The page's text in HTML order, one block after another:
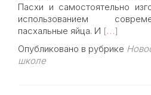
Пасхи и самостоятельно
использованием
пасхальные яйца. И Read
about
[…]
Опубликовано в рубрике
школе